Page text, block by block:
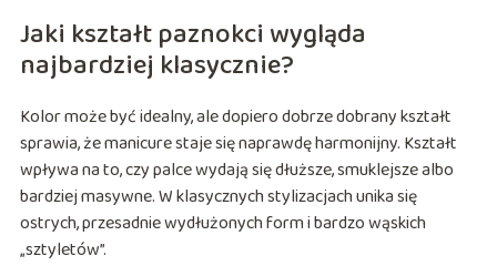
Jaki kształt paznokci wygląda
najbardziej klasycznie?
Kolor może być idealny, ale dopiero dobrze dobrany kształt
sprawia, że manicure staje się naprawdę harmonijny. Kształt
wpływa na to, czy palce wydają się dłuższe, smuklejsze albo
bardziej masywne. W klasycznych stylizacjach unika się
ostrych, przesadnie wydłużonych form i bardzo wąskich
„sztyletów”.